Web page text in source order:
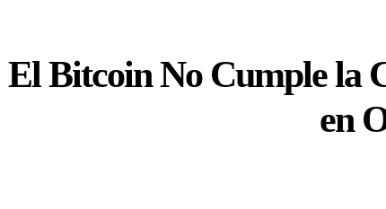
El Bitcoin No Cumple la
en